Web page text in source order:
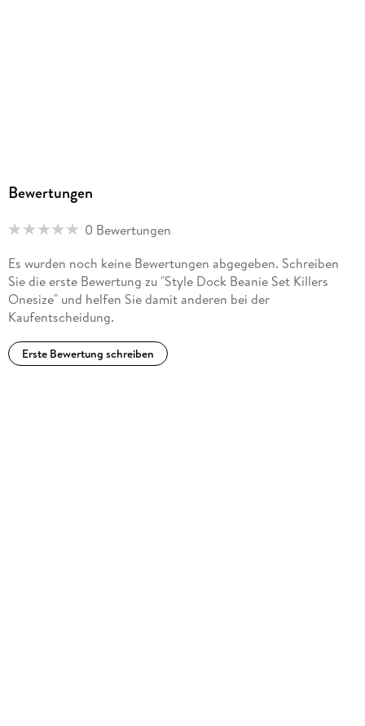
Bewertungen
0 Bewertungen
Es wurden noch keine Bewertungen abgegeben. Schreiben
Sie die erste Bewertung zu "Style Dock Beanie Set Killers
Onesize" und helfen Sie damit anderen bei der
Kaufentscheidung.
Erste Bewertung schreiben